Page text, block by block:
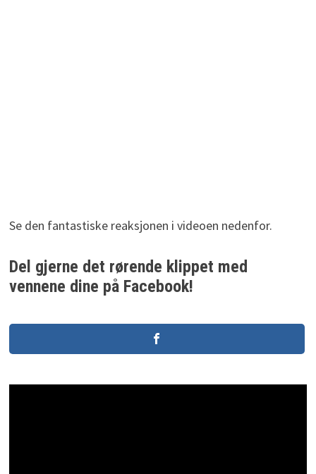
Se den fantastiske reaksjonen i videoen nedenfor.
Del gjerne det rørende klippet med
vennene dine på Facebook!